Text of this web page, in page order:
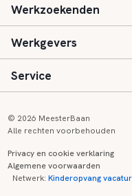
Basisonderwijs
Speciaal (basis) onderwijs
Voortgezet onderwijs
Kinderopvang
Werkzoekenden
Aanmelden
Vacatures
Zij-instroom informatie
Werkgevers
Inloggen
Registreren
Service
Onderwijs links
© 2026 MeesterBaan
Alle rechten voorbehouden
Privacy en cookie verklaring
Algemene voorwaarden
Netwerk:Kinderopvang